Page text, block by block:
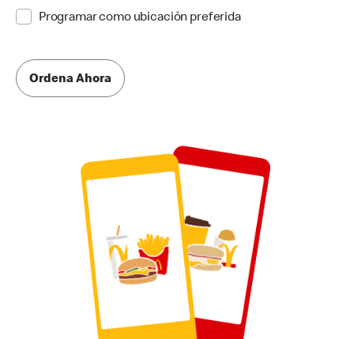
Programar como ubicación preferida
Ordena Ahora